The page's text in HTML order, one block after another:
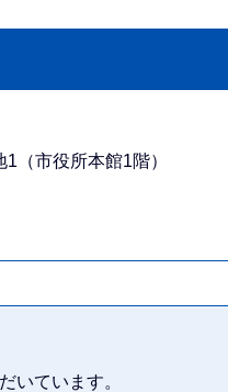
（市役所本館1階）
いています。